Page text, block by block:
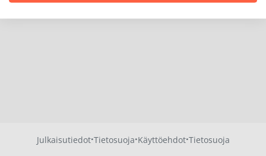
Julkaisutiedot·Tietosuoja·Käyttöehdot·Tietosuoja